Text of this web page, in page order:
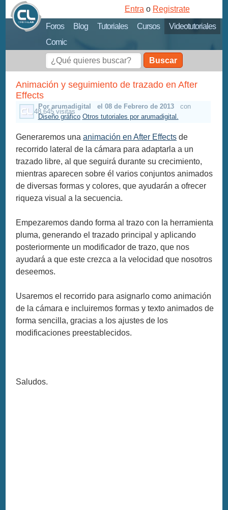
Foros Blog Tutoriales Cursos
Videotutoriales
Comic
Entra o Registrate
Buscar
Animación y seguimiento de trazado en After
Effects
Por arumadigital el 08 de Febrero de 2013 con
48,645 visitas
Diseño gráfico Otros tutoriales por arumadigital.
Generaremos unaanimación en After Effects de
recorrido lateral de la cámara para adaptarla a un
trazado libre, al que seguirá durante su crecimiento,
mientras aparecen sobre él varios conjuntos animados
de diversas formas y colores, que ayudarán a ofrecer
riqueza visual a la secuencia.
Empezaremos dando forma al trazo con la herramienta
pluma, generando el trazado principal y aplicando
posteriormente un modificador de trazo, que nos
ayudará a que este crezca a la velocidad que nosotros
deseemos.
Usaremos el recorrido para asignarlo como animación
de la cámara e incluiremos formas y texto animados de
forma sencilla, gracias a los ajustes de los
modificaciones preestablecidos.
Saludos.